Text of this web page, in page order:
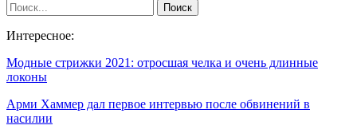
Интересное:
Модные стрижки 2021: отросшая челка и очень длинные
локоны
Арми Хаммер дал первое интервью после обвинений в
насилии